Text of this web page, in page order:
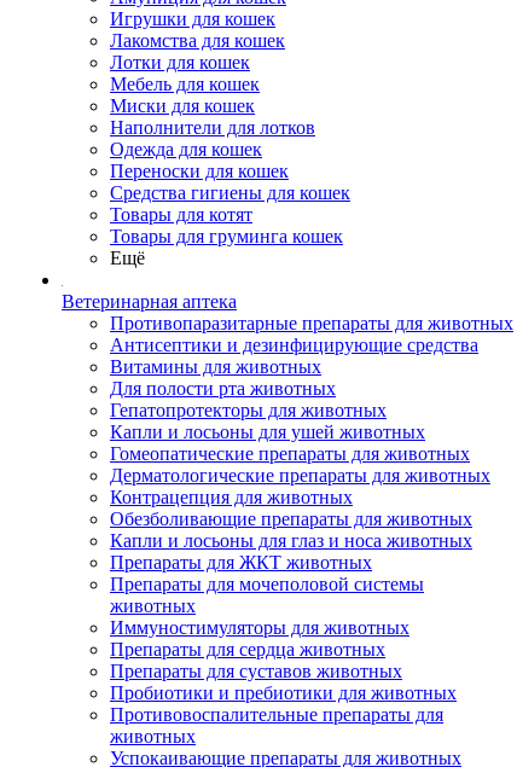
Игрушки для кошек
Лакомства для кошек
Лотки для кошек
Мебель для кошек
Миски для кошек
Наполнители для лотков
Одежда для кошек
Переноски для кошек
Средства гигиены для кошек
Товары для котят
Товары для груминга кошек
Ещё
Ветеринарная аптека
Противопаразитарные препараты для животных
Антисептики и дезинфицирующие средства
Витамины для животных
Для полости рта животных
Гепатопротекторы для животных
Капли и лосьоны для ушей животных
Гомеопатические препараты для животных
Дерматологические препараты для животных
Контрацепция для животных
Обезболивающие препараты для животных
Капли и лосьоны для глаз и носа животных
Препараты для ЖКТ животных
Препараты для мочеполовой системы
животных
Иммуностимуляторы для животных
Препараты для сердца животных
Препараты для суставов животных
Пробиотики и пребиотики для животных
Противовоспалительные препараты для
животных
Успокаивающие препараты для животных